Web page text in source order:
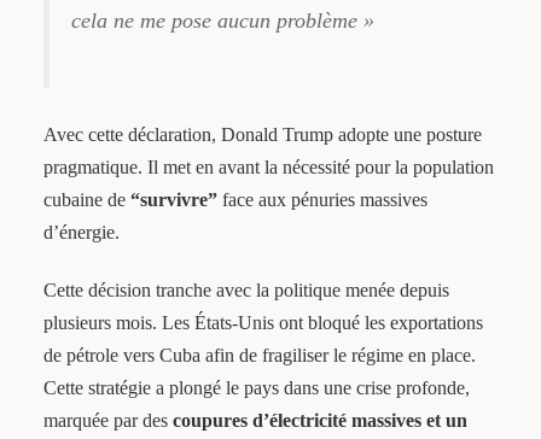
cela ne me pose aucun problème »
Avec cette déclaration, Donald Trump adopte une posture
pragmatique. Il met en avant la nécessité pour la population
cubaine de “survivre”face aux pénuries massives
d’énergie.
Cette décision tranche avec la politique menée depuis
plusieurs mois. Les États-Unis ont bloqué les exportations
de pétrole vers Cuba afin de fragiliser le régime en place.
Cette stratégie a plongé le pays dans une crise profonde,
marquée par des coupures d’électricité massives et un